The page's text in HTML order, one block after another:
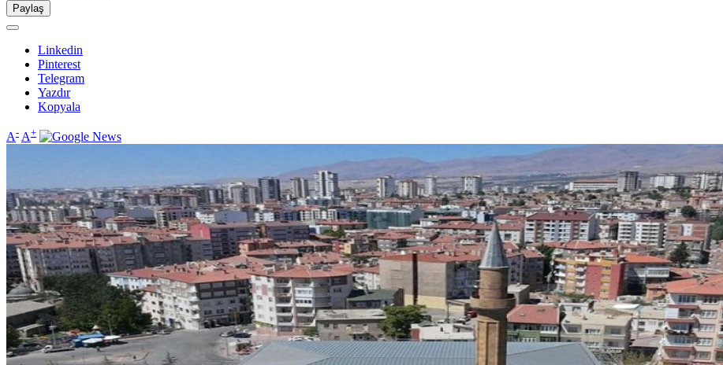
Paylaş
Linkedin
Pinterest
Telegram
Yazdır
Kopyala
A- A+